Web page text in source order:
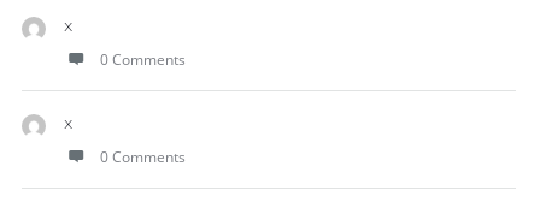
x
0 Comments
x
0 Comments